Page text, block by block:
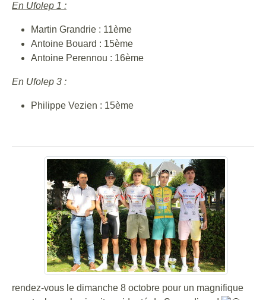
En Ufolep 1 :
Martin Grandrie : 11ème
Antoine Bouard : 15ème
Antoine Perennou : 16ème
En Ufolep 3 :
Philippe Vezien : 15ème
rendez-vous le dimanche 8 octobre pour un magnifique